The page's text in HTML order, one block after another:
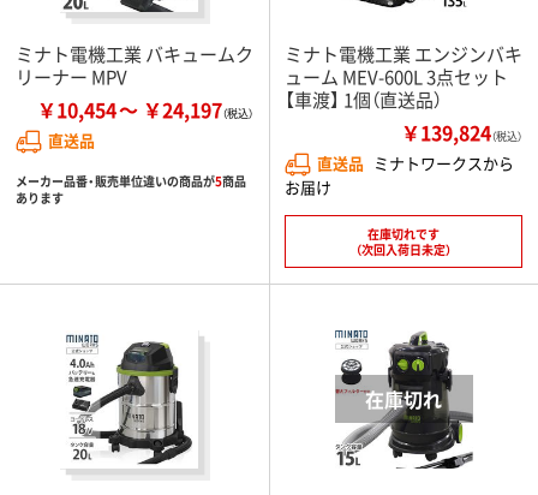
ミナト電機工業 バキュームク
リーナー MPV
￥10,454 ￥24,197
直送品
メーカー品番・販売単位違いの商品が5商品
あります
ミナト電機工業 エンジンバキ
ューム MEV-600L 3点セット
【車渡】 1個（直送品）
￥139,824（税込）
直送品 ミナトワークスから
お届け
在庫切れです
（次回入荷日未定）